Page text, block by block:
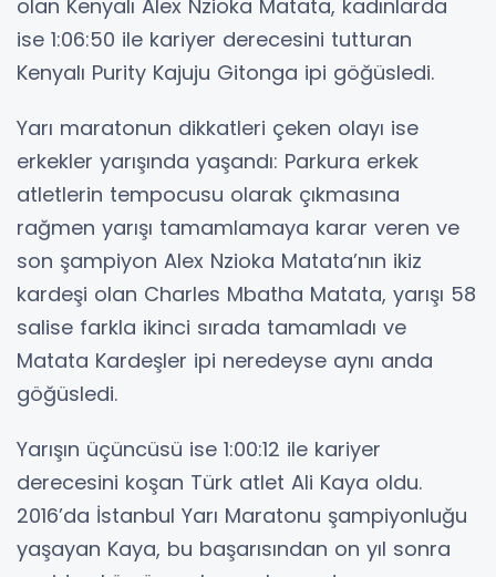
olan Kenyalı Alex Nzioka Matata, kadınlarda
ise 1:06:50 ile kariyer derecesini tutturan
Kenyalı Purity Kajuju Gitonga ipi göğüsledi.
Yarı maratonun dikkatleri çeken olayı ise
erkekler yarışında yaşandı: Parkura erkek
atletlerin tempocusu olarak çıkmasına
rağmen yarışı tamamlamaya karar veren ve
son şampiyon Alex Nzioka Matata’nın ikiz
kardeşi olan Charles Mbatha Matata, yarışı 58
salise farkla ikinci sırada tamamladı ve
Matata Kardeşler ipi neredeyse aynı anda
göğüsledi.
Yarışın üçüncüsü ise 1:00:12 ile kariyer
derecesini koşan Türk atlet Ali Kaya oldu.
2016’da İstanbul Yarı Maratonu şampiyonluğu
yaşayan Kaya, bu başarısından on yıl sonra